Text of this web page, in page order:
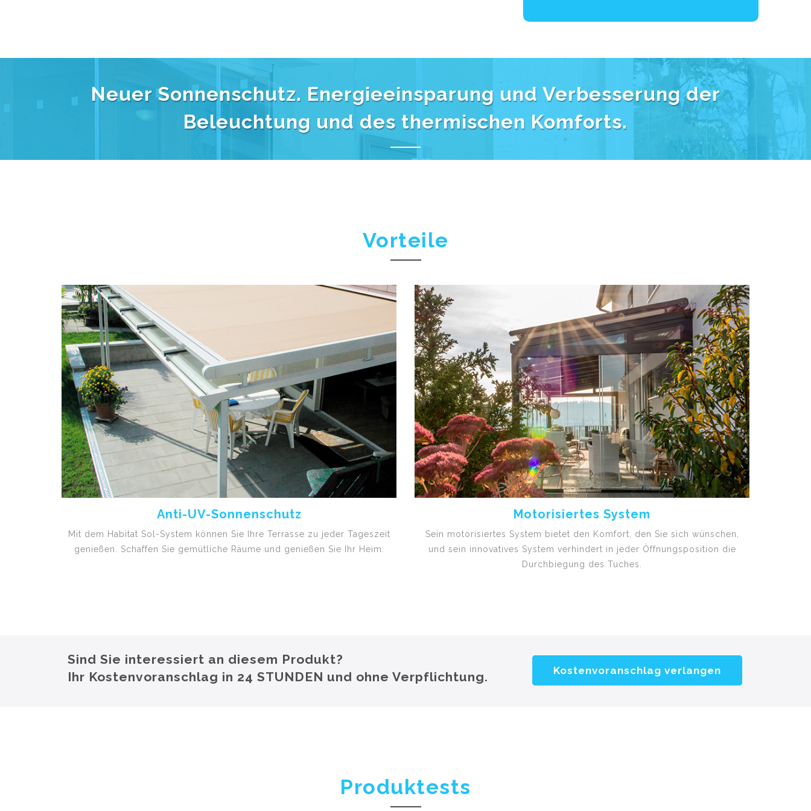
Neuer Sonnenschutz. Energieeinsparung und Verbesserung der
Beleuchtung und des thermischen Komforts.
Vorteile
Anti-UV-Sonnenschutz
Mit dem Habitat Sol-System können Sie Ihre Terrasse zu jeder Tageszeit
genießen. Schaffen Sie gemütliche Räume und genießen Sie Ihr Heim.
Motorisiertes System
Sein motorisiertes System bietet den Komfort, den Sie sich wünschen,
und sein innovatives System verhindert in jeder Öffnungsposition die
Durchbiegung des Tuches.
Sind Sie interessiert an diesem Produkt?
Ihr Kostenvoranschlag in 24 STUNDEN und ohne Verpflichtung.
Kostenvoranschlag verlangen
Produktests